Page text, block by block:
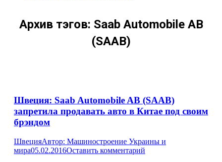
Архив тэгов: Saab Automobile AB
(SAAB)
Швеция: Saab Automobile AB (SAAB)
запретила продавать авто в Китае под своим
брэндом
ШвецияАвтор: Машиностроение Украины и
мира05.02.2016Оставить комментарий